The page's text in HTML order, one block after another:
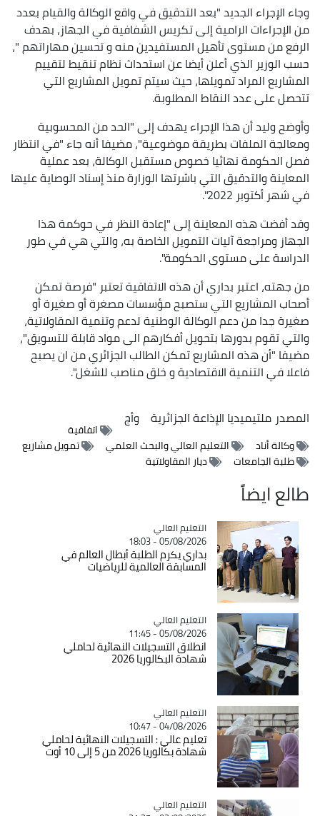
وجاء الإجراء الجديد "بعد التدقيق في واقع الوكالة والقيام بعدد
من الإجراءات الرامية إلى تكريس الشفافية في الجهاز، بهدف
الرفع من مستوى تأهيل المستفيدين منه و تحسين مهاراتهم "،
حسب الوزير الذي أعلن أيضا عن استحداث نظام تنقيط لتقييم
المشاريع المراد تمويلها، حيث سيتم تمويل المشاريع التي
تتحصل على عدد النقاط المطلوبة.
وأوضح وليد أن هذا الإجراء يهدف إلى "الحد من المحسوبية
ومعالجة الملفات بطريقة موضوعية"، مضيفا أنه جاء "في انتظار
فصل الحكومة نهائيا خصوص مستقبل الوكالة، بعد عملية
المعاينة والتدقيق التي باشرتها الوزارة منذ إسناد الوصاية عليها
في شهر أكتوبر 2022".
وقد أفضت هذه المعاينة إلى "إعادة النظر في حوكمة هذا
الجهاز ومراجعة آليات التمويل الخاصة به، والتي هي في طور
الدراسة على مستوى الحكومة".
من جهته، اعتبر بداري أن هذه الاتفاقية تعتبر "فرصة تمكن
أصحاب المشاريع التي ستصبح مؤسسات مصغرة أو صغيرة أو
صغيرة جدا من دعم الوكالة الوطنية لدعم وتنمية المقاولاتية،
والتي تقوم بدورها بتحويل أفكارهم الى مواد قابلة للتسويق"،
مضيفا "أن هذه المشاريع تمكن الطالب الجزائري من ان يصبح
فاعلا في التنمية الاقتصادية و خلق مناصب للشغل".
المصدرملتيميديا الإذاعة الجزائرية وأج
اتفاقية
وكالة أناد
التعليم العالي والبحث العلمي
تمويل مشاريع
طلبة الجامعات
ديار المقاولاتية
طالع ايضاً
Catégorie
التعليم العالي
05/08/2026 - 18:03
بداري يكرم الطلبة أبطال العالم في
المسابقة العالمية للرياضيات
Catégorie
التعليم العالي
05/08/2026 - 11:45
انطلاق التسجيلات النهائية لحاملي
شهادة البكالوريا 2026
Catégorie
التعليم العالي
04/08/2026 - 10:47
تعليم عالي : التسجيلات النهائية لحاملي
شهادة بكالوريا 2026 من 5 إلى 10 أوت
Catégorie
التعليم العالي